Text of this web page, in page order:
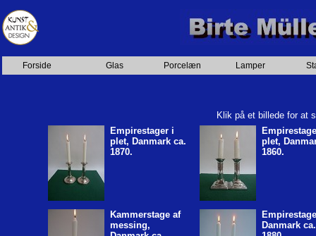
Forside Glas Porcelæn Lamper
Klik på et billede for at
Empirestager i
plet, Danmark ca.
1870.
plet,
1860.
Kammerstage af
messing,
Danmark ca.